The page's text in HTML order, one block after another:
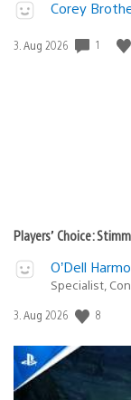
Corey
Veröffentlichungsdatum:
3. Aug 2026 1
Players’ Choice:
O’Dell
Specialist,
Veröffentlichungsdatum:
3. Aug 2026 8